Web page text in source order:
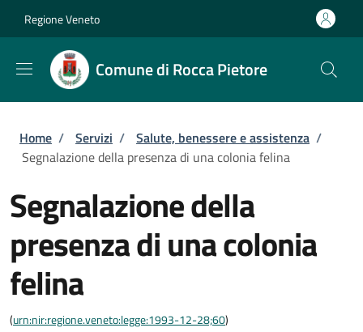
Regione Veneto
Comune di Rocca Pietore
Briciole di pane
Home / Servizi / Salute, benessere e assistenza /
Segnalazione della presenza di una colonia felina
Segnalazione della
presenza di una colonia
felina
(urn:nir:regione.veneto:legge:1993-12-28;60)